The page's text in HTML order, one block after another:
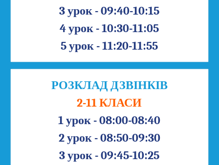
3 урок - 09:40-10:15
4 урок - 10:30-11:05
5 урок - 11:20-11:55
РОЗКЛАД ДЗВІНКІВ
2-11 КЛАСИ
1 урок - 08:00-08:40
2 урок - 08:50-09:30
3 урок - 09:45-10:25